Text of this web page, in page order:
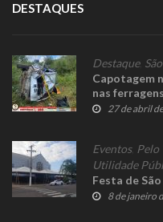
DESTAQUES
Destaque,
Capotagem
nas ferragens
27 de abril
Eventos, Pelo
Utilidade
Festa de
8 de janeiro